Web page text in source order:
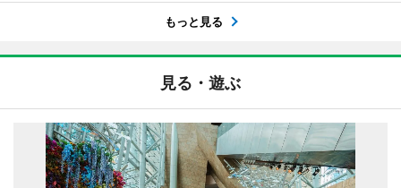
もっと見る
見る・遊ぶ